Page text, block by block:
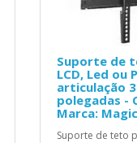
Suporte de
LCD, Led ou
articulação
polegadas -
Marca:
Suporte de teto